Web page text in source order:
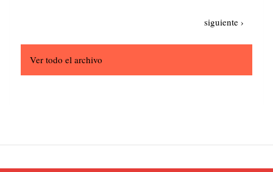
Siguiente
siguiente ›
Ver todo el archivo